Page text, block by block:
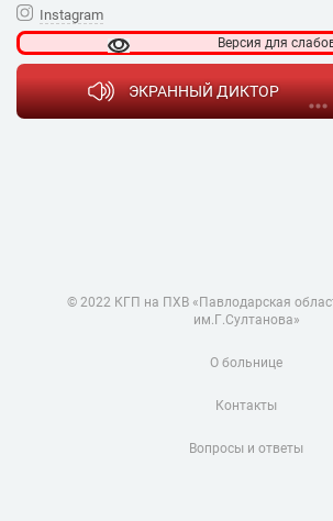
Instagram
Версия для
ЭКРАННЫЙ ДИКТОР
© 2022 КГП на ПХВ «Павлодарская
им.Г.Султанова»
О больнице
Контакты
Вопросы и ответы